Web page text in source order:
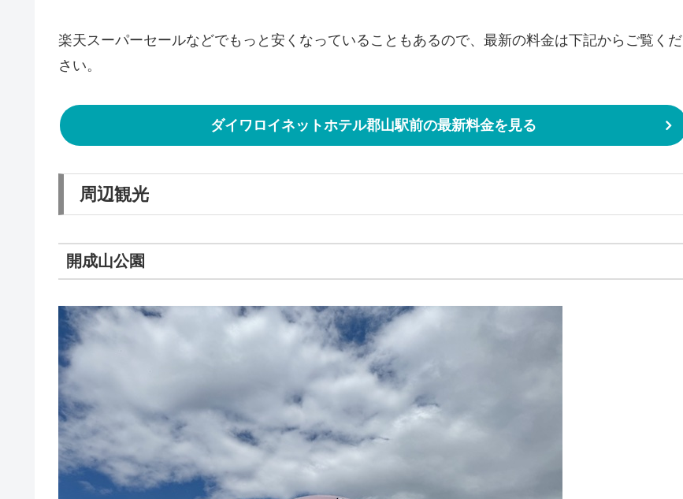
楽天スーパーセールなどでもっと安くなっていることもあるので、最新の料金は下記からご覧くだ
さい。
ダイワロイネットホテル郡山駅前の最新料金を見る
周辺観光
開成山公園